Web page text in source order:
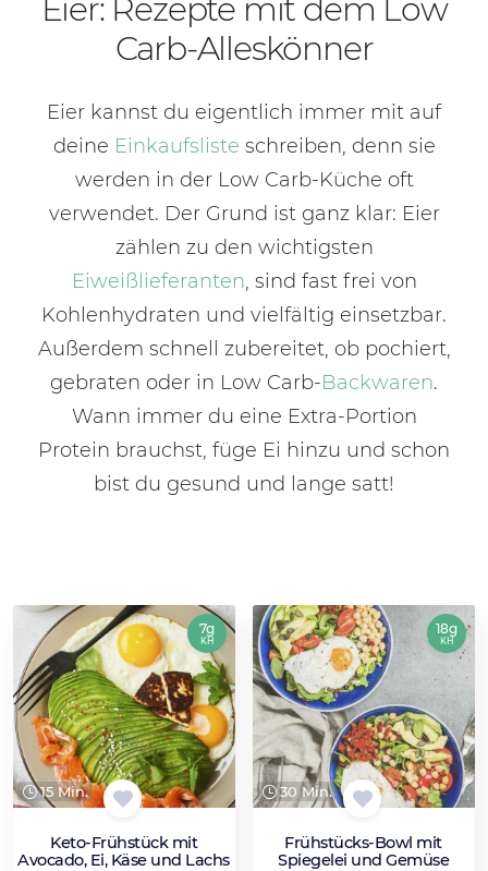
Eier: Rezepte mit dem Low
Carb-Alleskönner
Eier kannst du eigentlich immer mit auf
deine Einkaufsliste schreiben, denn sie
werden in der Low Carb-Küche oft
verwendet. Der Grund ist ganz klar: Eier
zählen zu den wichtigsten
Eiweißlieferanten, sind fast frei von
Kohlenhydraten und vielfältig einsetzbar.
Außerdem schnell zubereitet, ob pochiert,
gebraten oder in Low Carb-Backwaren.
Wann immer du eine Extra-Portion
Protein brauchst, füge Ei hinzu und schon
bist du gesund und lange satt!
15 Min.
Keto-Frühstück mit
Avocado, Ei, Käse und Lachs
7g
KH
30 Min.
Frühstücks-Bowl mit
Spiegelei und Gemüse
18g
KH